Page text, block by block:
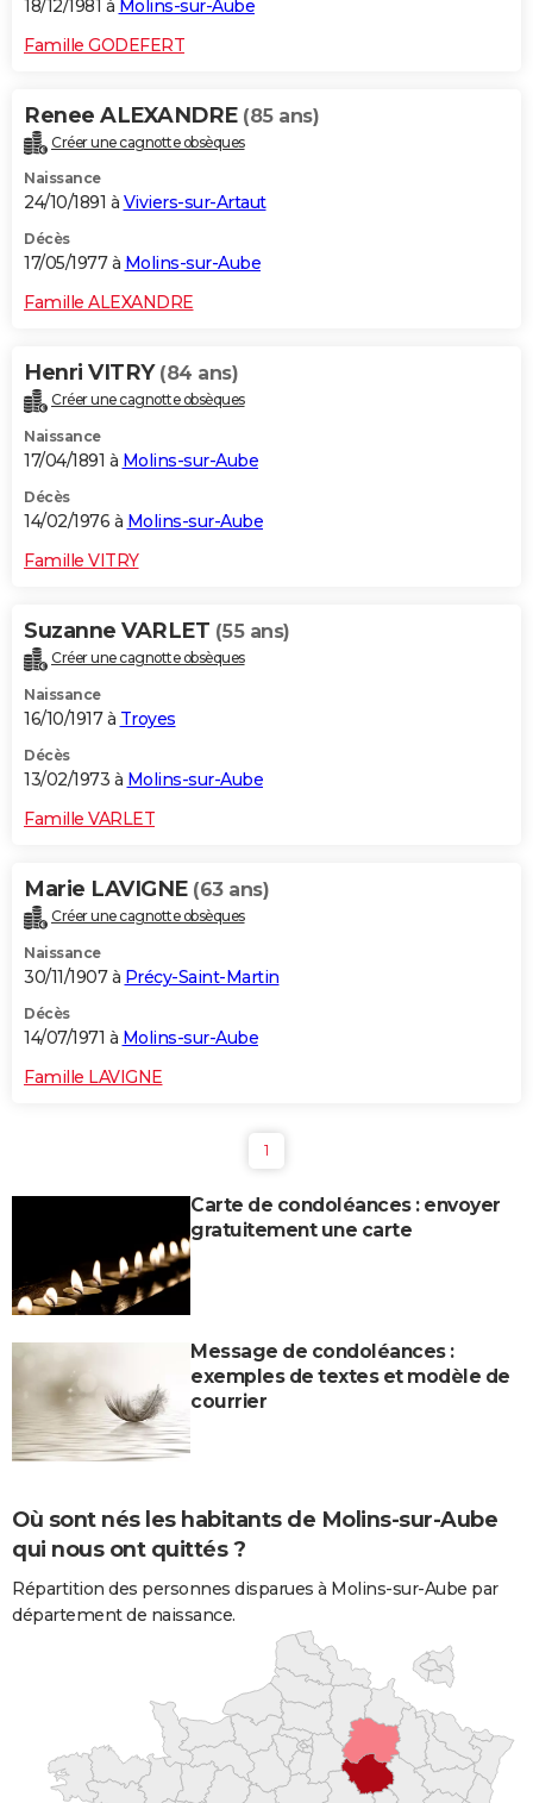
18/12/1981 à Molins-sur-Aube
Famille GODEFERT
Renee ALEXANDRE (85 ans)
Créer une cagnotte obsèques
Naissance
24/10/1891 à Viviers-sur-Artaut
Décès
17/05/1977 à Molins-sur-Aube
Famille ALEXANDRE
Henri VITRY (84 ans)
Créer une cagnotte obsèques
Naissance
17/04/1891 à Molins-sur-Aube
Décès
14/02/1976 à Molins-sur-Aube
Famille VITRY
Suzanne VARLET (55 ans)
Créer une cagnotte obsèques
Naissance
16/10/1917 à Troyes
Décès
13/02/1973 à Molins-sur-Aube
Famille VARLET
Marie LAVIGNE (63 ans)
Créer une cagnotte obsèques
Naissance
30/11/1907 à Précy-Saint-Martin
Décès
14/07/1971 à Molins-sur-Aube
Famille LAVIGNE
1
Carte de condoléances : envoyer
gratuitement une carte
Message de condoléances :
exemples de textes et modèle de
courrier
Où sont nés les habitants de Molins-sur-Aube
qui nous ont quittés ?
Répartition des personnes disparues à Molins-sur-Aube par
département de naissance.